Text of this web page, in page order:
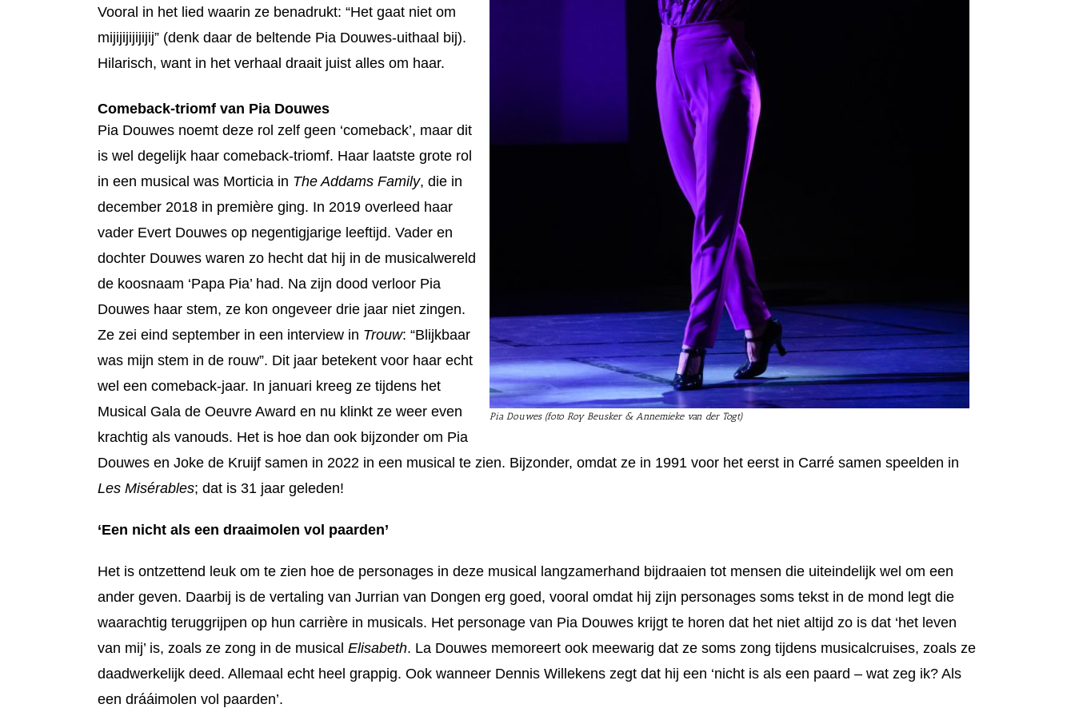
Pia Douwes (foto Roy Beusker & Annemieke van der Togt)
Vooral in het lied waarin ze benadrukt: “Het gaat niet om
mijijijijijijij” (denk daar de beltende Pia Douwes-uithaal bij).
Hilarisch, want in het verhaal draait juist alles om haar.
Comeback-triomf van Pia Douwes
Pia Douwes noemt deze rol zelf geen ‘comeback’, maar dit
is wel degelijk haar comeback-triomf. Haar laatste grote rol
in een musical was Morticia in The Addams Family, die in
december 2018 in première ging. In 2019 overleed haar
vader Evert Douwes op negentigjarige leeftijd. Vader en
dochter Douwes waren zo hecht dat hij in de musicalwereld
de koosnaam ‘Papa Pia’ had. Na zijn dood verloor Pia
Douwes haar stem, ze kon ongeveer drie jaar niet zingen.
Ze zei eind september in een interview in Trouw: “Blijkbaar
was mijn stem in de rouw”. Dit jaar betekent voor haar echt
wel een comeback-jaar. In januari kreeg ze tijdens het
Musical Gala de Oeuvre Award en nu klinkt ze weer even
krachtig als vanouds. Het is hoe dan ook bijzonder om Pia
Douwes en Joke de Kruijf samen in 2022 in een musical te zien. Bijzonder, omdat ze in 1991 voor het eerst in Carré samen speelden in
Les Misérables; dat is 31 jaar geleden!
‘Een nicht als een draaimolen vol paarden’
Het is ontzettend leuk om te zien hoe de personages in deze musical langzamerhand bijdraaien tot mensen die uiteindelijk wel om een
ander geven. Daarbij is de vertaling van Jurrian van Dongen erg goed, vooral omdat hij zijn personages soms tekst in de mond legt die
waarachtig teruggrijpen op hun carrière in musicals. Het personage van Pia Douwes krijgt te horen dat het niet altijd zo is dat ‘het leven
van mij’ is, zoals ze zong in de musical Elisabeth. La Douwes memoreert ook meewarig dat ze soms zong tijdens musicalcruises, zoals ze
daadwerkelijk deed. Allemaal echt heel grappig. Ook wanneer Dennis Willekens zegt dat hij een ‘nicht is als een paard – wat zeg ik? Als
een drááimolen vol paarden’.